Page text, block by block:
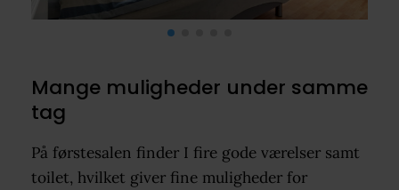
Mange muligheder under samme
tag
På førstesalen finder I fire gode værelser samt
toilet, hvilket giver fine muligheder for